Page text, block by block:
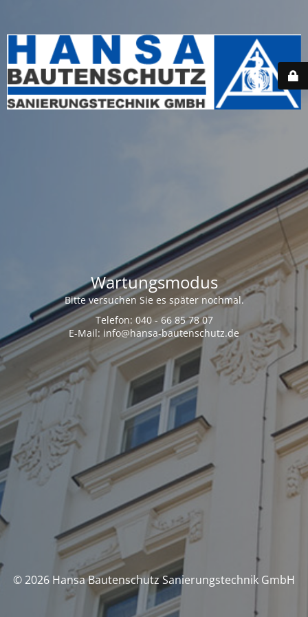
Wartungsmodus
Bitte versuchen Sie es später nochmal.
Telefon: 040 - 66 85 78 07
E-Mail: info@hansa-bautenschutz.de
© 2026 Hansa Bautenschutz Sanierungstechnik GmbH